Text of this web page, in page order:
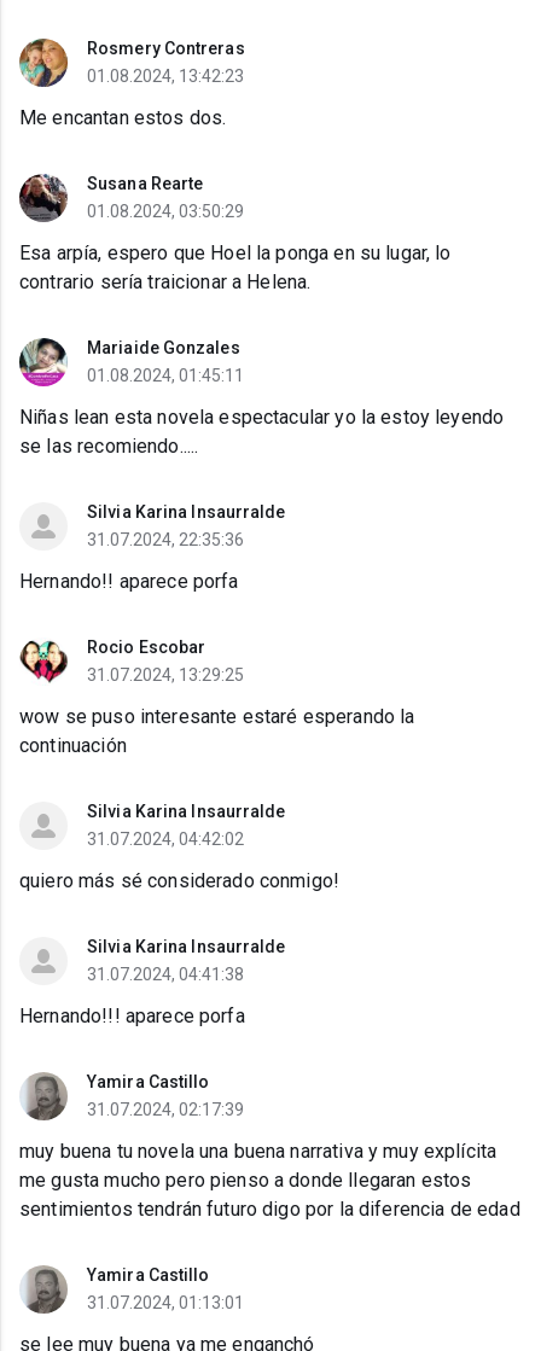
Rosmery Contreras
01.08.2024, 13:42:23
Me encantan estos dos.
Susana Rearte
01.08.2024, 03:50:29
Esa arpía, espero que Hoel la ponga en su lugar, lo
contrario sería traicionar a Helena.
Mariaide Gonzales
01.08.2024, 01:45:11
Niñas lean esta novela espectacular yo la estoy leyendo
se las recomiendo.....
Silvia Karina Insaurralde
31.07.2024, 22:35:36
Hernando!! aparece porfa
Rocio Escobar
31.07.2024, 13:29:25
wow se puso interesante estaré esperando la
continuación
Silvia Karina Insaurralde
31.07.2024, 04:42:02
quiero más sé considerado conmigo!
Silvia Karina Insaurralde
31.07.2024, 04:41:38
Hernando!!! aparece porfa
Yamira Castillo
31.07.2024, 02:17:39
muy buena tu novela una buena narrativa y muy explícita
me gusta mucho pero pienso a donde llegaran estos
sentimientos tendrán futuro digo por la diferencia de edad
Yamira Castillo
31.07.2024, 01:13:01
se lee muy buena ya me enganchó